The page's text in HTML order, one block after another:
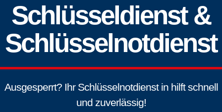
Schlüsseldienst &
Schlüsselnotdienst
Ausgesperrt? Ihr Schlüsselnotdienst in hilft schnell
und zuverlässig!